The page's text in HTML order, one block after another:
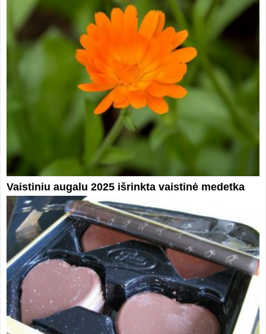
Vaistiniu augalu 2025 išrinkta vaistinė medetka